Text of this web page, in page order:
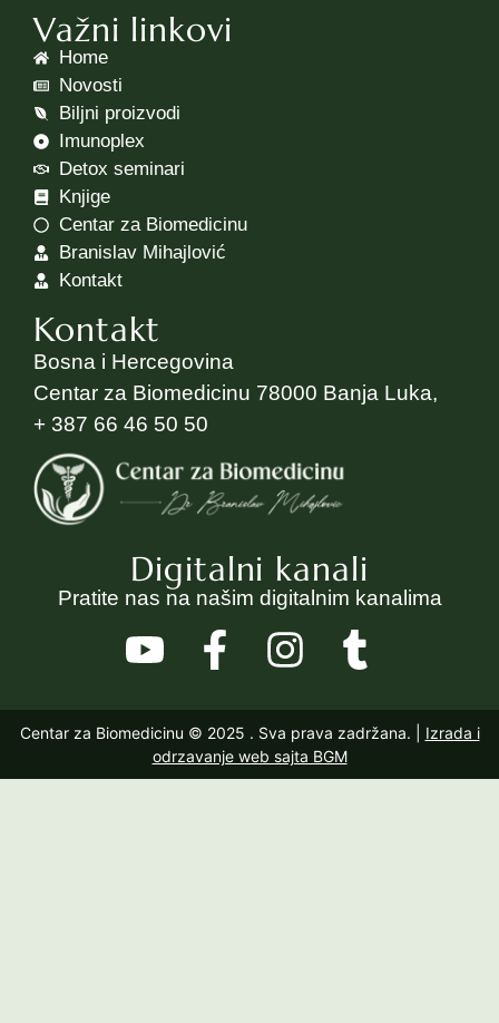
Važni linkovi
Home
Novosti
Biljni proizvodi
Imunoplex
Detox seminari
Knjige
Centar za Biomedicinu
Branislav Mihajlović
Kontakt
Kontakt
Bosna i Hercegovina
Centar za Biomedicinu 78000 Banja Luka,
+ 387 66 46 50 50
Digitalni kanali
Pratite nas na našim digitalnim kanalima
Centar za Biomedicinu © 2025 . Sva prava zadržana. | Izrada i
odrzavanje web sajta BGM